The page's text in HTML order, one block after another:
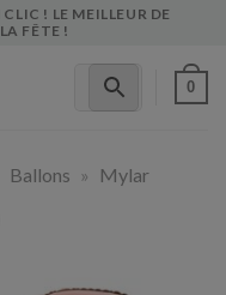
! LE MEILLEUR DE
FÊTE !
0
Ballons » Mylar